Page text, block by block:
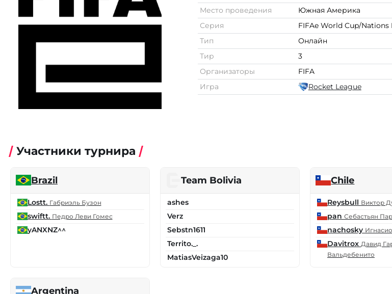
Место проведения
Южная Америка
Серия
FIFAe World Cup/Nations
Тип
Онлайн
Тир
3
Организаторы
FIFA
Игра
Rocket League
Участники турнира
Brazil
Lostt. Габриэль Бузон
swiftt. Педро Леви Гомес
yANXNZ^^
Team Bolivia
ashes
Verz
Sebstn1611
Territo._.
MatiasVeizaga10
Chile
Reysbull Виктор
pan Себастьян
nachosky
Davitrox Давид
Вальдебенито
Argentina